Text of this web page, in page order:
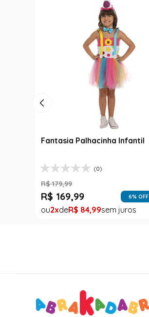
Fantasia Palhacinha Infantil
(0)
R$ 179,99
R$ 169,99 6% OFF
2 R$ 84,99